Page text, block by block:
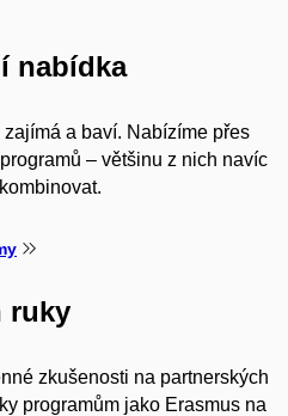
nabídka
a baví. Nabízíme přes
– většinu z nich navíc
ruky
zkušenosti na partnerských
programům jako Erasmus na